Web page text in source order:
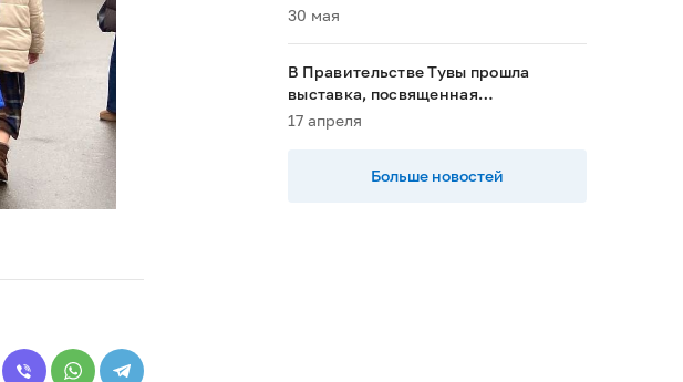
пациентов в 2028 году»
30 мая
В Правительстве Тувы прошла
выставка, посвященная
национальным проектам
17 апреля
Больше новостей